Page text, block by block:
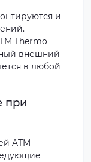
и
Thermo
внешний
в любой
при
ATM